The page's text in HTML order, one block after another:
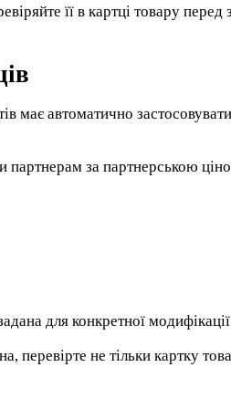
її в картці товару
має автоматично
партнерам за партнерською
для конкретної
перевірте не тільки картку